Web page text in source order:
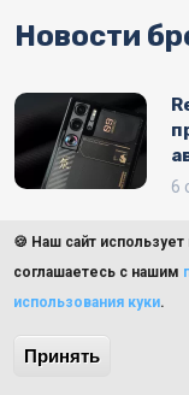
Новости
6
🍪 Наш сайт
соглашаетесь с нашим
использования куки.
Принять